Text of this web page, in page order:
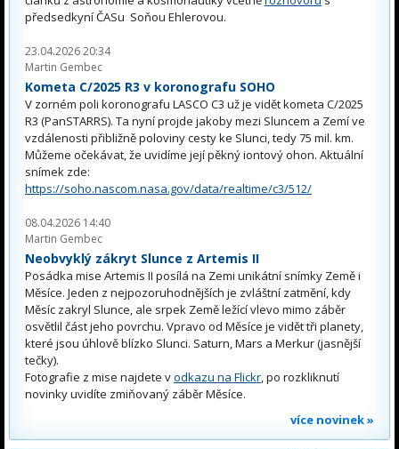
předsedkyní ČASu Soňou Ehlerovou.
23.04.2026 20:34
Martin Gembec
Kometa C/2025 R3 v koronografu SOHO
V zorném poli koronografu LASCO C3 už je vidět kometa C/2025
R3 (PanSTARRS). Ta nyní projde jakoby mezi Sluncem a Zemí ve
vzdálenosti přibližně poloviny cesty ke Slunci, tedy 75 mil. km.
Můžeme očekávat, že uvidíme její pěkný iontový ohon. Aktuální
snímek zde:
https://soho.nascom.nasa.gov/data/realtime/c3/512/
08.04.2026 14:40
Martin Gembec
Neobvyklý zákryt Slunce z Artemis II
Posádka mise Artemis II posílá na Zemi unikátní snímky Země i
Měsíce. Jeden z nejpozoruhodnějších je zvláštní zatmění, kdy
Měsíc zakryl Slunce, ale srpek Země ležící vlevo mimo záběr
osvětlil část jeho povrchu. Vpravo od Měsíce je vidět tři planety,
které jsou úhlově blízko Slunci. Saturn, Mars a Merkur (jasnější
tečky).
Fotografie z mise najdete vodkazu na Flickr, po rozkliknutí
novinky uvidíte zmiňovaný záběr Měsíce.
více novinek »